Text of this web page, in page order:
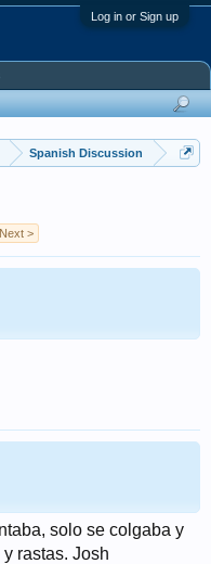
Log in or Sign up
Spanish Discussion
Next >
solo se colgaba y
rastas. Josh